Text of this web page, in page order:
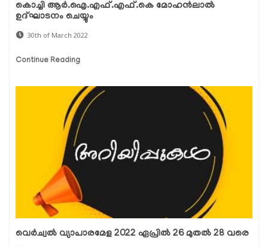
കൊച്ചി ആര്‍.ഐ.എഫ്.എഫ്.കെ മോഹന്‍ലാല്‍
ഉദ്ഘാടനം ചെയ്യും
30th of March 2022
Continue Reading
വെര്‍ച്വല്‍ വ്യാപാരമേള 2022 ഏപ്രില്‍ 26 മുതല്‍ 28 വരെ